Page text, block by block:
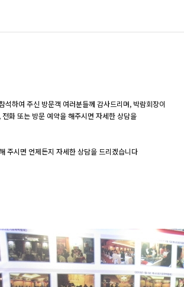
하여 주신 방문객 여러분들께 감사드리며, 박람회장이
화 또는 방문 예약을 해주시면 자세한 상담을
주시면 언제든지 자세한 상담을 드리겠습니다